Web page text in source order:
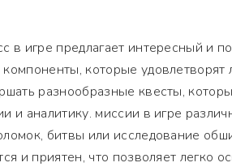
в игре предлагает интересный и
которые
разнообразные квесты,
и аналитику. миссии в игре
битвы или исследование
и приятен, что позволяет легко